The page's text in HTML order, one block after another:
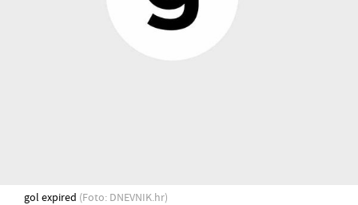
gol expired (Foto: DNEVNIK.hr)